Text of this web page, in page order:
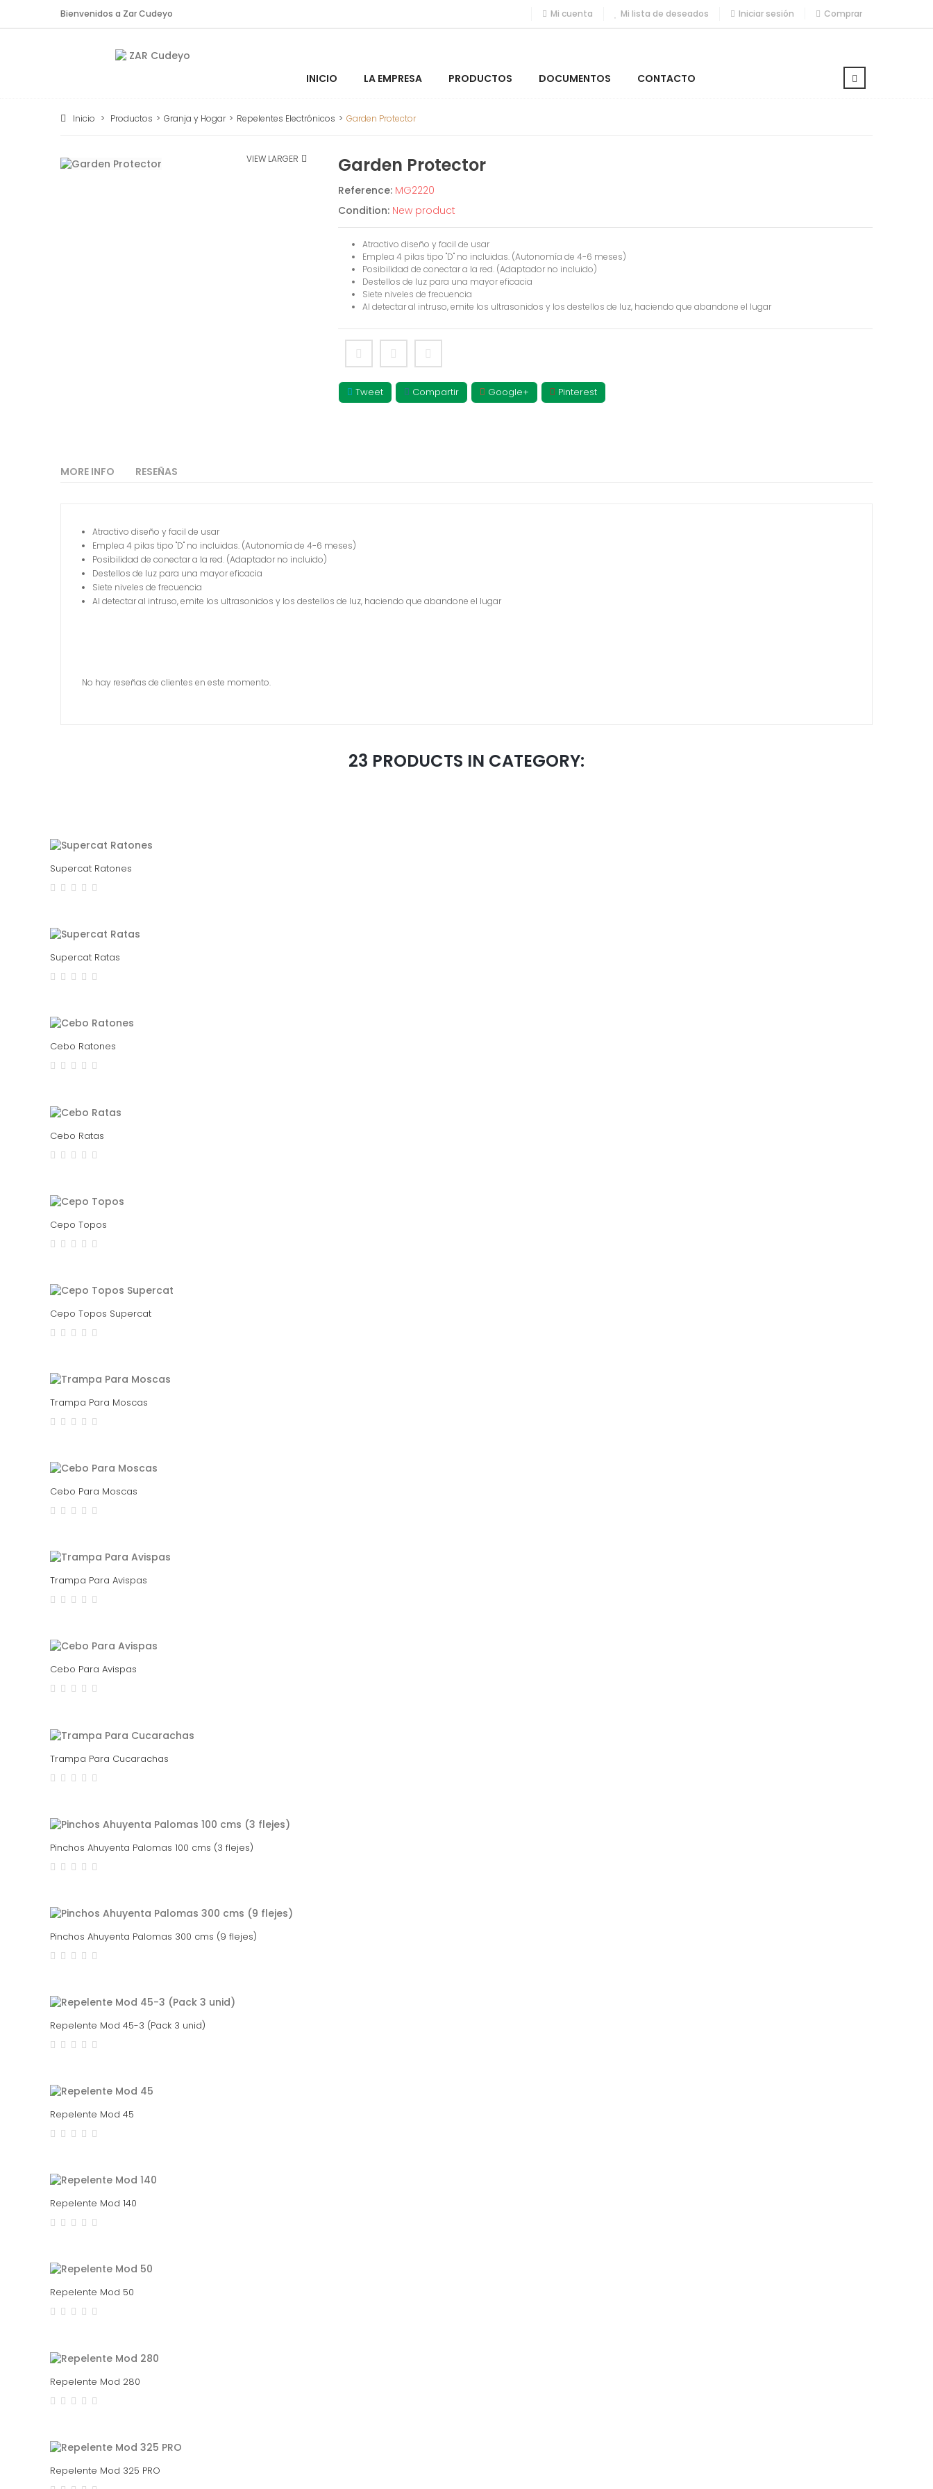
Mi cuenta Mi lista de deseados Comprar
Iniciar sesión
Bienvenidos a Zar Cudeyo
INICIO LA EMPRESA PRODUCTOS DOCUMENTOS CONTACTO
Inicio > Productos > Granja y Hogar > Repelentes Electrónicos > Garden Protector
VIEW LARGER Garden Protector
Reference: MG2220
Condition: New product
Atractivo diseño y facil de usar
Emplea 4 pilas tipo "D" no incluidas. (Autonomía de 4-6 meses)
Posibilidad de conectar a la red. (Adaptador no incluido)
Destellos de luz para una mayor eficacia
Siete niveles de frecuencia
Al detectar al intruso, emite los ultrasonidos y los destellos de luz, haciendo que abandone el lugar
Tweet Compartir Google+ Pinterest
MORE INFO RESEÑAS
Atractivo diseño y facil de usar
Emplea 4 pilas tipo "D" no incluidas. (Autonomía de 4-6 meses)
Posibilidad de conectar a la red. (Adaptador no incluido)
Destellos de luz para una mayor eficacia
Siete niveles de frecuencia
Al detectar al intruso, emite los ultrasonidos y los destellos de luz, haciendo que abandone el lugar
No hay reseñas de clientes en este momento.
23 PRODUCTS IN CATEGORY:
Supercat Ratones
Supercat Ratas
Cebo Ratones
Cebo Ratas
Cepo Topos
Cepo Topos Supercat
Trampa Para Moscas
Cebo Para Moscas
Trampa Para Avispas
Cebo Para Avispas
Trampa Para Cucarachas
Pinchos Ahuyenta Palomas 100 cms (3 flejes)
Pinchos Ahuyenta Palomas 300 cms (9 flejes)
Repelente Mod 45-3 (Pack 3 unid)
Repelente Mod 45
Repelente Mod 140
Repelente Mod 50
Repelente Mod 280
Repelente Mod 325 PRO